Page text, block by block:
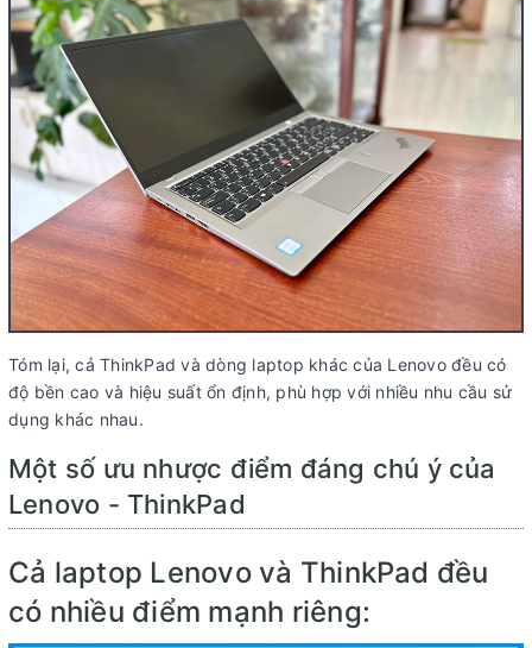
Tóm lại, cả ThinkPad và dòng laptop khác của Lenovo đều có
độ bền cao và hiệu suất ổn định, phù hợp với nhiều nhu cầu sử
dụng khác nhau.
Một số ưu nhược điểm đáng chú ý của
Lenovo - ThinkPad
Cả laptop Lenovo và ThinkPad đều
có nhiều điểm mạnh riêng: